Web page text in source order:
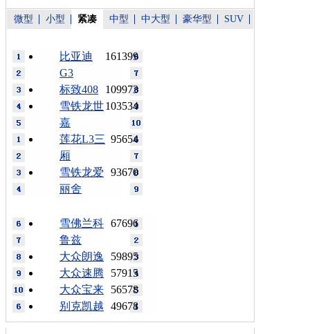
微型 小型 紧凑 中型 中大型 豪华型 SUV
161399
比亚迪
G3
109973
标致408
103534
雪铁龙世
嘉
95654
莲花L3三
厢
93670
雪铁龙爱
丽舍
67696
雪佛兰科
鲁兹
59895
大众朗逸
57915
大众速腾
56578
大众宝来
49678
别克凯越